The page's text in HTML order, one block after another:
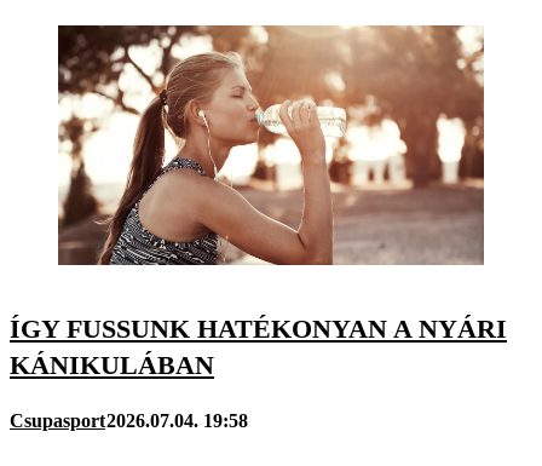
ÍGY FUSSUNK HATÉKONYAN A NYÁRI
KÁNIKULÁBAN
Csupasport2026.07.04. 19:58